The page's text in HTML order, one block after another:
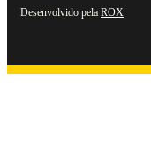
Desenvolvido pela ROX